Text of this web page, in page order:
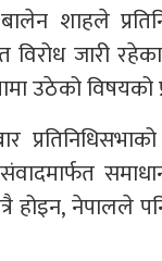
बालेन शाहले
विरोध जारी
उठेको विषयको
होइन, नेपालले